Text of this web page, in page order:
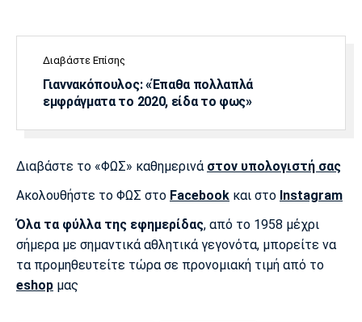
Διαβάστε Επίσης
Γιαννακόπουλος: «Έπαθα πολλαπλά
εμφράγματα το 2020, είδα το φως»
Διαβάστε το «ΦΩΣ» καθημερινά στον υπολογιστή σας
Ακολουθήστε το ΦΩΣ στο Facebook και στο Instagram
Όλα τα φύλλα της εφημερίδας, από το 1958 μέχρι
σήμερα με σημαντικά αθλητικά γεγονότα, μπορείτε να
τα προμηθευτείτε τώρα σε προνομιακή τιμή από το
eshop μας